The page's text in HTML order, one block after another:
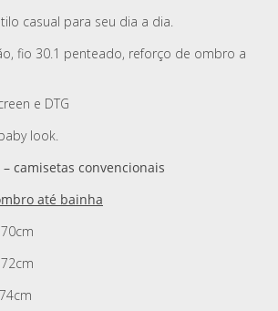
casual para seu dia a dia.
fio 30.1 penteado, reforço de ombro a
e DTG
look.
camisetas convencionais
até bainha